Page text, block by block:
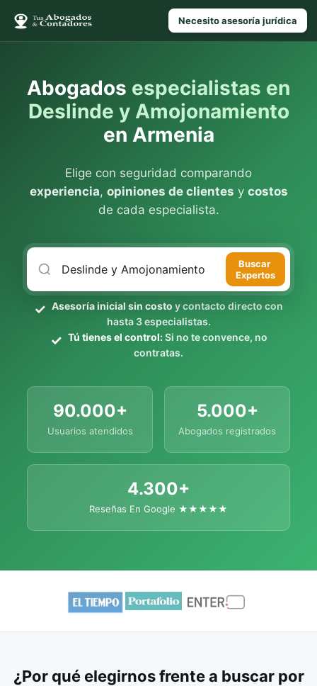
Necesito asesoría jurídica
Abogados especialistas en
Deslinde y Amojonamiento
en Armenia
Elige con seguridad comparando
experiencia, opiniones de clientes y costos
de cada especialista.
Buscar
Expertos
Asesoría inicial sin costo y contacto directo con
hasta 3 especialistas.
Tú tienes el control:Si no te convence, no
contratas.
90.000+
Usuarios atendidos
5.000+
Abogados registrados
4.300+
Reseñas En Google ★★★★★
¿Por qué elegirnos frente a buscar por